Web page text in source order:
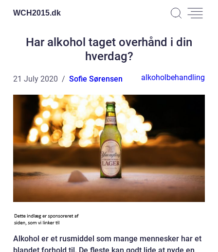
WCH2015.dk
Har alkohol taget overhånd i din
hverdag?
21 July 2020 Sofie Sørensen alkoholbehandling
Alkohol er et rusmiddel som mange mennesker har et